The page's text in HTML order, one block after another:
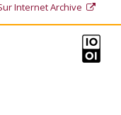
Internet Archive